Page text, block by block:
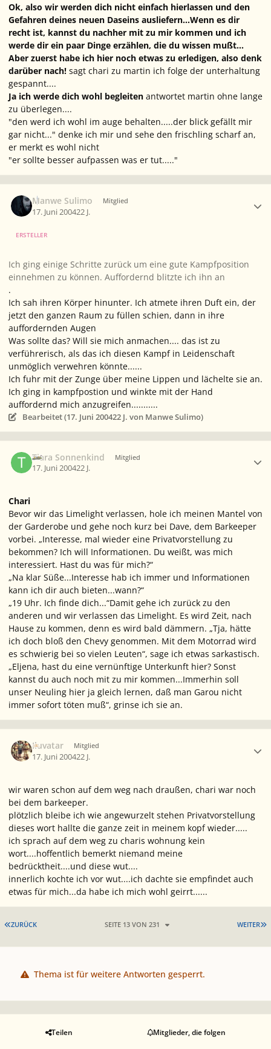
Ok, also wir werden dich nicht einfach hierlassen und den
Gefahren deines neuen Daseins ausliefern...Wenn es dir
recht ist, kannst du nachher mit zu mir kommen und ich
werde dir ein paar Dinge erzählen, die du wissen mußt...
Aber zuerst habe ich hier noch etwas zu erledigen, also denk
darüber nach! sagt chari zu martin ich folge der unterhaltung
gespannt....
Ja ich werde dich wohl begleiten antwortet martin ohne lange
zu überlegen....
"den werd ich wohl im auge behalten.....der blick gefällt mir
gar nicht..." denke ich mir und sehe den frischling scharf an,
er merkt es wohl nicht
"er sollte besser aufpassen was er tut....."
Manwe Sulimo Mitglied
17. Juni 200422 J.
ERSTELLER
Ich ging einige Schritte zurück um eine gute Kampfposition
einnehmen zu können. Auffordernd blitzte ich ihn an
.
Ich sah ihren Körper hinunter. Ich atmete ihren Duft ein, der
jetzt den ganzen Raum zu füllen schien, dann in ihre
auffordernden Augen
Was sollte das? Will sie mich anmachen.... das ist zu
verführerisch, als das ich diesen Kampf in Leidenschaft
unmöglich verwehren könnte......
Ich fuhr mit der Zunge über meine Lippen und lächelte sie an.
Ich ging in kampfpostion und winkte mit der Hand
auffordernd mich anzugreifen...........
Bearbeitet (17. Juni 200422 J. von Manwe Sulimo)
Tiara Sonnenkind Mitglied
17. Juni 200422 J.
Chari
Bevor wir das Limelight verlassen, hole ich meinen Mantel von
der Garderobe und gehe noch kurz bei Dave, dem Barkeeper
vorbei. „Interesse, mal wieder eine Privatvorstellung zu
bekommen? Ich will Informationen. Du weißt, was mich
interessiert. Hast du was für mich?“
„Na klar Süße...Interesse hab ich immer und Informationen
kann ich dir auch bieten...wann?“
„19 Uhr. Ich finde dich...“Damit gehe ich zurück zu den
anderen und wir verlassen das Limelight. Es wird Zeit, nach
Hause zu kommen, denn es wird bald dämmern. „Tja, hätte
ich doch bloß den Chevy genommen. Mit dem Motorrad wird
es schwierig bei so vielen Leuten“, sage ich etwas sarkastisch.
„Eljena, hast du eine vernünftige Unterkunft hier? Sonst
kannst du auch noch mit zu mir kommen...Immerhin soll
unser Neuling hier ja gleich lernen, daß man Garou nicht
immer sofort töten muß“, grinse ich sie an.
Iluvatar Mitglied
17. Juni 200422 J.
wir waren schon auf dem weg nach draußen, chari war noch
bei dem barkeeper.
plötzlich bleibe ich wie angewurzelt stehen Privatvorstellung
dieses wort hallte die ganze zeit in meinem kopf wieder.....
ich sprach auf dem weg zu charis wohnung kein
wort....hoffentlich bemerkt niemand meine
bedrücktheit....und diese wut....
innerlich kochte ich vor wut....ich dachte sie empfindet auch
etwas für mich...da habe ich mich wohl geirrt......
ERSTE SEITE
ZURÜCK WEITER
SEITE 13 VON 231
Thema ist für weitere Antworten gesperrt.
Teilen Mitglieder, die folgen